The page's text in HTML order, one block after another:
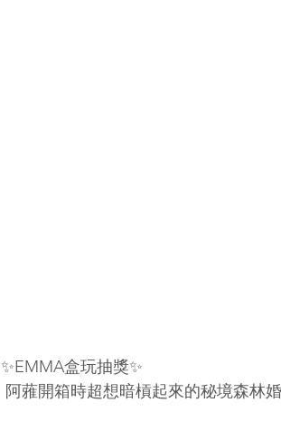
✨EMMA盒玩抽獎✨
阿蕥開箱時超想暗槓起來的秘境森林